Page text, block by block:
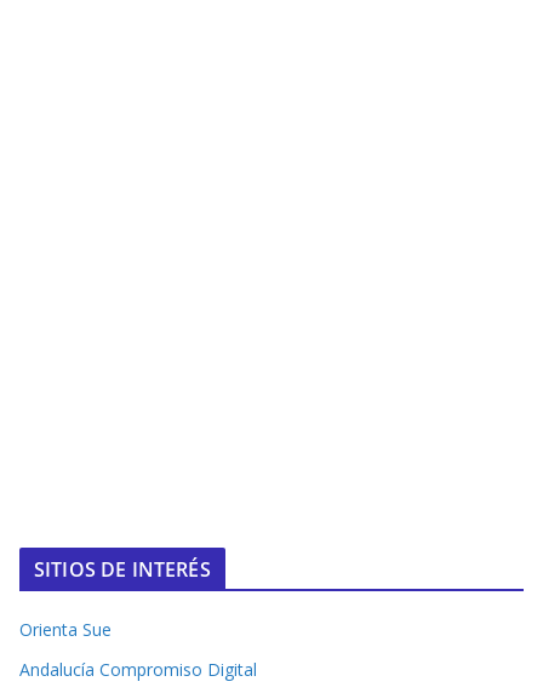
SITIOS DE INTERÉS
Orienta Sue
Andalucía Compromiso Digital